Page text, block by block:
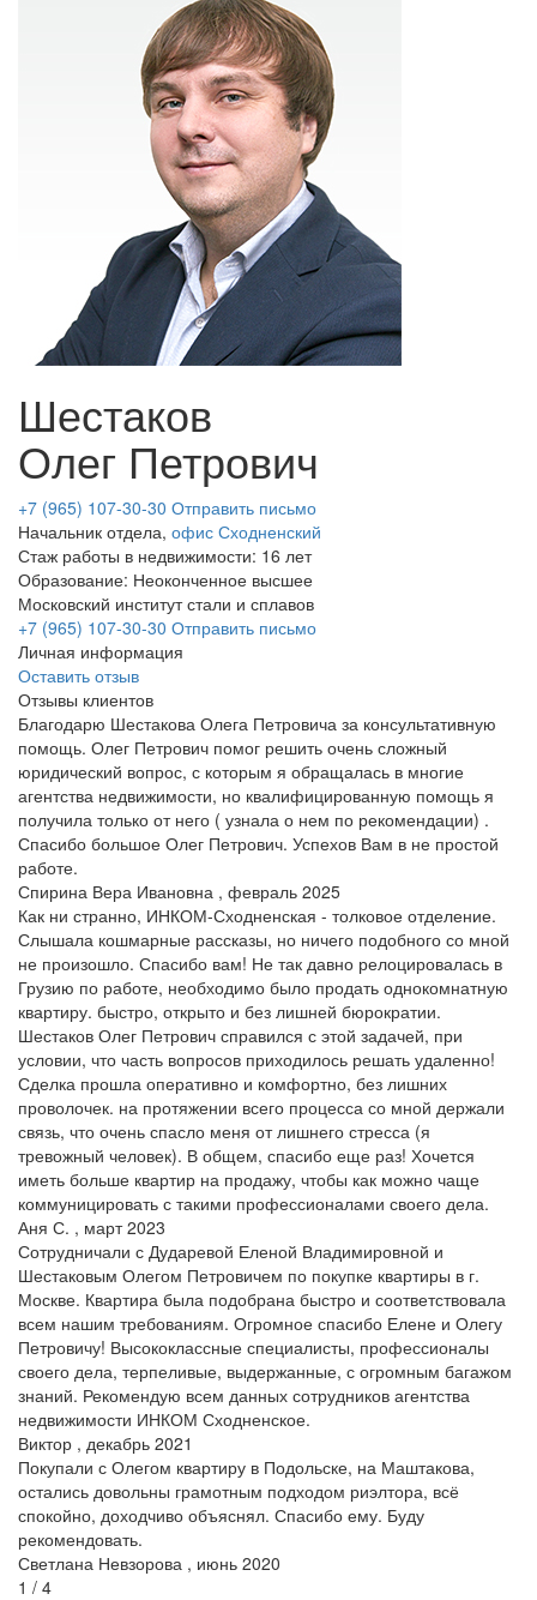
Шестаков
Олег Петрович
+7 (965) 107-30-30 Отправить письмо
Начальник отдела, офис Сходненский
Стаж работы в недвижимости: 16 лет
Образование: Неоконченное высшее
Московский институт стали и сплавов
+7 (965) 107-30-30 Отправить письмо
Личная информация
Оставить отзыв
Отзывы клиентов
Благодарю Шестакова Олега Петровича за консультативную
помощь. Олег Петрович помог решить очень сложный
юридический вопрос, с которым я обращалась в многие
агентства недвижимости, но квалифицированную помощь я
получила только от него ( узнала о нем по рекомендации) .
Спасибо большое Олег Петрович. Успехов Вам в не простой
работе.
Спирина Вера Ивановна , февраль 2025
Как ни странно, ИНКОМ-Сходненская - толковое отделение.
Слышала кошмарные рассказы, но ничего подобного со мной
не произошло. Спасибо вам! Не так давно релоцировалась в
Грузию по работе, необходимо было продать однокомнатную
квартиру. быстро, открыто и без лишней бюрократии.
Шестаков Олег Петрович справился с этой задачей, при
условии, что часть вопросов приходилось решать удаленно!
Сделка прошла оперативно и комфортно, без лишних
проволочек. на протяжении всего процесса со мной держали
связь, что очень спасло меня от лишнего стресса (я
тревожный человек). В общем, спасибо еще раз! Хочется
иметь больше квартир на продажу, чтобы как можно чаще
коммуницировать с такими профессионалами своего дела.
Аня С. , март 2023
Сотрудничали с Дударевой Еленой Владимировной и
Шестаковым Олегом Петровичем по покупке квартиры в г.
Москве. Квартира была подобрана быстро и соответствовала
всем нашим требованиям. Огромное спасибо Елене и Олегу
Петровичу! Высококлассные специалисты, профессионалы
своего дела, терпеливые, выдержанные, с огромным багажом
знаний. Рекомендую всем данных сотрудников агентства
недвижимости ИНКОМ Сходненское.
Виктор , декабрь 2021
Покупали с Олегом квартиру в Подольске, на Маштакова,
остались довольны грамотным подходом риэлтора, всё
спокойно, доходчиво объяснял. Спасибо ему. Буду
рекомендовать.
Светлана Невзорова , июнь 2020
1 / 4